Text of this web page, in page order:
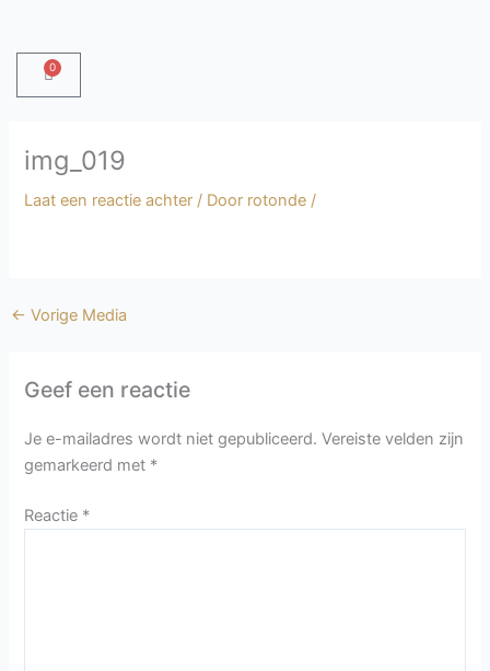
0
Winkelwagen
img_019
Laat een reactie achter / Door rotonde /
← Vorige Media
Geef een reactie
Je e-mailadres wordt niet gepubliceerd. Vereiste velden zijn
gemarkeerd met *
Reactie *